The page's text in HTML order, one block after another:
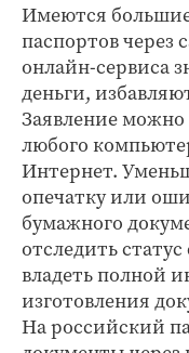
Имеются
паспортов через
онлайн-сервиса
деньги,
Заявление можно
любого
Интернет.
опечатку или
бумажного
отследить
владеть полной
изготовления
На российский